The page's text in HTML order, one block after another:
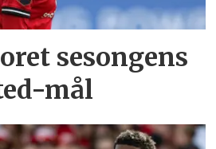
sesongens
mål